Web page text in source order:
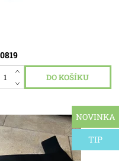
NOVINKA
TIP
mechanismem SCMA54.
SXG22.